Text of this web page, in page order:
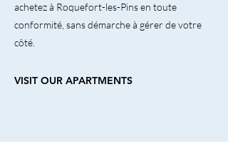
achetez à Roquefort-les-Pins en toute
conformité, sans démarche à gérer de votre
côté.
VISIT OUR APARTMENTS